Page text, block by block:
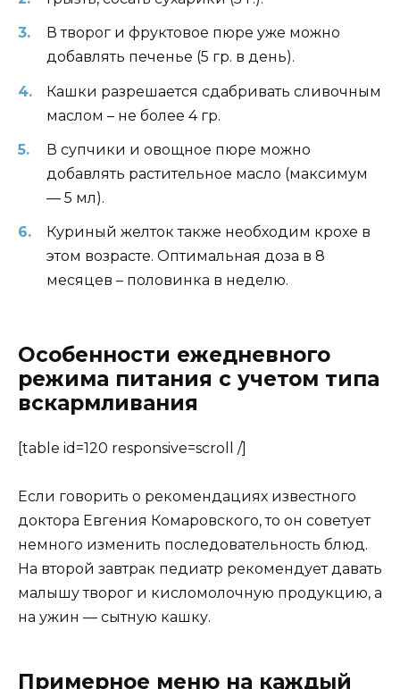
В творог и фруктовое пюре уже можно
добавлять печенье (5 гр. в день).
Кашки разрешается сдабривать сливочным
маслом – не более 4 гр.
В супчики и овощное пюре можно
добавлять растительное масло (максимум
— 5 мл).
Куриный желток также необходим крохе в
этом возрасте. Оптимальная доза в 8
месяцев – половинка в неделю.
Особенности ежедневного
режима питания с учетом типа
вскармливания
[table id=120 responsive=scroll /]
Если говорить о рекомендациях известного
доктора Евгения Комаровского, то он советует
немного изменить последовательность блюд.
На второй завтрак педиатр рекомендует давать
малышу творог и кисломолочную продукцию, а
на ужин — сытную кашку.
Примерное меню на каждый